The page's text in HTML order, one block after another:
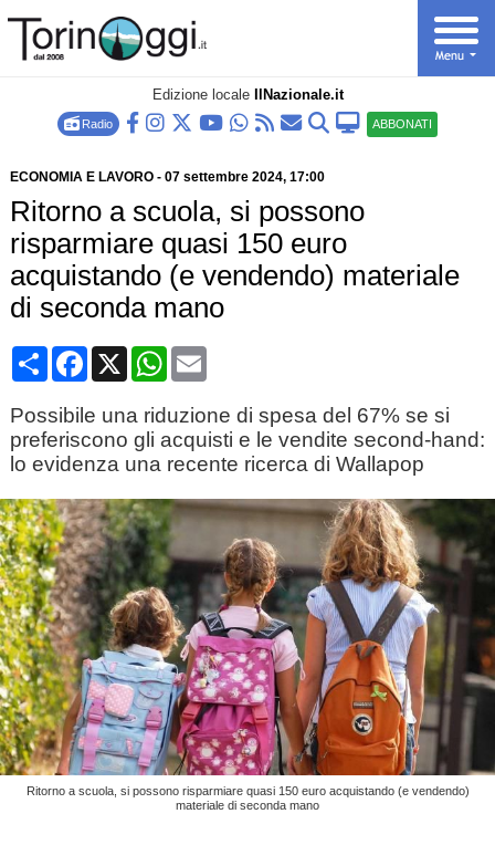
Edizione locale IlNazionale.it
Radio ABBONATI
ECONOMIA E LAVORO- 07 settembre 2024, 17:00
Ritorno a scuola, si possono
risparmiare quasi 150 euro
acquistando (e vendendo) materiale
di seconda mano
CondividiFacebook
X WhatsApp
Email
Possibile una riduzione di spesa del 67% se si
preferiscono gli acquisti e le vendite second-hand:
lo evidenza una recente ricerca di Wallapop
Ritorno a scuola, si possono risparmiare quasi 150 euro acquistando (e vendendo)
materiale di seconda mano